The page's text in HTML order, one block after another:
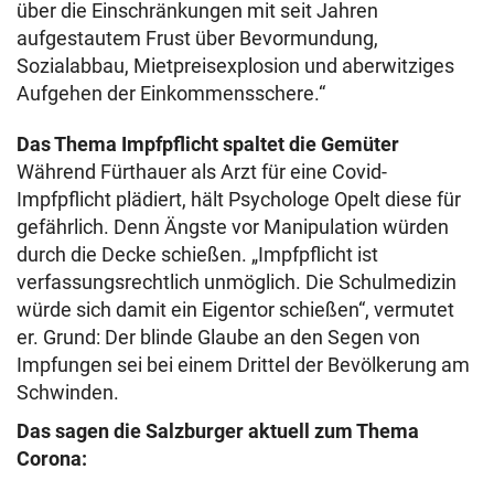
über die Einschränkungen mit seit Jahren
aufgestautem Frust über Bevormundung,
Sozialabbau, Mietpreisexplosion und aberwitziges
Aufgehen der Einkommensschere.“
Das Thema Impfpflicht spaltet die Gemüter
Während Fürthauer als Arzt für eine Covid-
Impfpflicht plädiert, hält Psychologe Opelt diese für
gefährlich. Denn Ängste vor Manipulation würden
durch die Decke schießen. „Impfpflicht ist
verfassungsrechtlich unmöglich. Die Schulmedizin
würde sich damit ein Eigentor schießen“, vermutet
er. Grund: Der blinde Glaube an den Segen von
Impfungen sei bei einem Drittel der Bevölkerung am
Schwinden.
Das sagen die Salzburger aktuell zum Thema
Corona: